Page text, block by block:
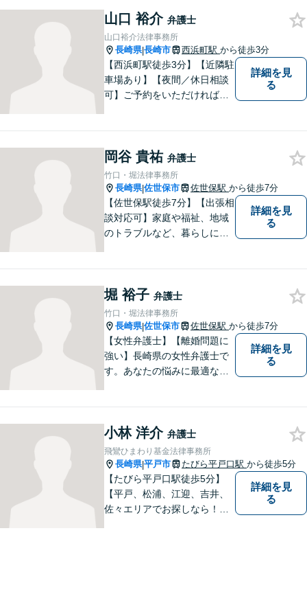
談してみませんか。
山口 裕介 弁護士
山口裕介法律事務所
長崎県|長崎市 西浜町駅 から徒歩3分
【西浜町駅徒歩3分】【近隣駐
車場あり】【夜間／休日相談
可】ご予約をいただければ、
にご相談ください。
詳細を見
る
岡谷 貴祐 弁護士
竹口・堀法律事務所
長崎県|佐世保市 佐世保駅 から徒歩7分
【佐世保駅徒歩7分】【出張相
談対応可】家庭や福祉、地域
のトラブルなど、暮らしに根
寧にお話を伺うことを大切に
しています。
詳細を見
る
堀 裕子 弁護士
竹口・堀法律事務所
長崎県|佐世保市 佐世保駅 から徒歩7分
【女性弁護士】【離婚問題に
強い】長崎県の女性弁護士で
す。あなたの悩みに最適なリ
詳細を見
る
小林 洋介 弁護士
飛鸞ひまわり基金法律事務所
長崎県|平戸市 たびら平戸口駅 から徒歩5分
【たびら平戸口駅徒歩5分】
【平戸、松浦、江迎、吉井、
佐々エリアでお探しなら！】
詳細を見
る